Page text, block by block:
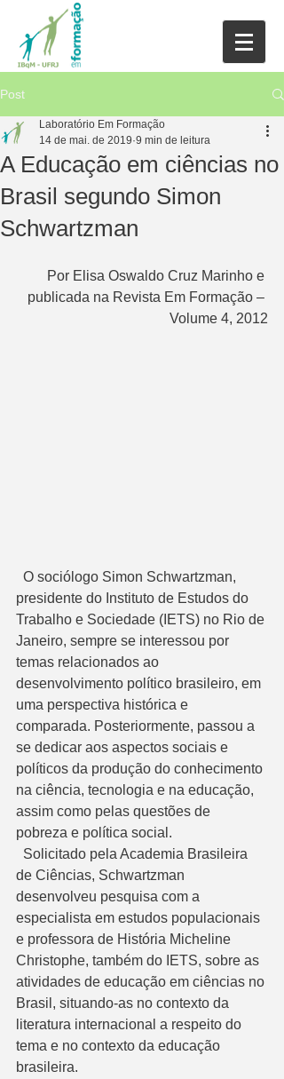
Post
A Educação em ciências no
Brasil segundo Simon
Schwartzman
Laboratório Em Formação
14 de mai. de 2019 9 min de leitura
Por Elisa Oswaldo Cruz Marinho e
publicada na Revista Em Formação –
Volume 4, 2012
presidente do Instituto de Estudos do
Trabalho e Sociedade (IETS) no Rio de
Janeiro, sempre se interessou por
temas relacionados ao
desenvolvimento político brasileiro, em
uma perspectiva histórica e
comparada. Posteriormente, passou a
se dedicar aos aspectos sociais e
políticos da produção do conhecimento
na ciência, tecnologia e na educação,
assim como pelas questões de
pobreza e política social.
de Ciências, Schwartzman
desenvolveu pesquisa com a
especialista em estudos populacionais
e professora de História Micheline
Christophe, também do IETS, sobre as
atividades de educação em ciências no
Brasil, situando-as no contexto da
literatura internacional a respeito do
tema e no contexto da educação
brasileira.